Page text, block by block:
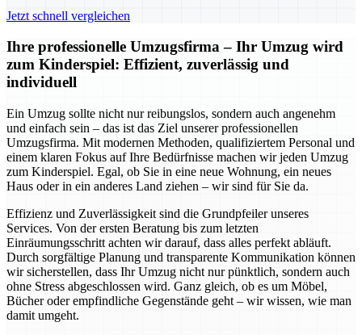
Jetzt schnell vergleichen
Ihre professionelle Umzugsfirma – Ihr Umzug wird
zum Kinderspiel: Effizient, zuverlässig und
individuell
Ein Umzug sollte nicht nur reibungslos, sondern auch angenehm
und einfach sein – das ist das Ziel unserer professionellen
Umzugsfirma. Mit modernen Methoden, qualifiziertem Personal und
einem klaren Fokus auf Ihre Bedürfnisse machen wir jeden Umzug
zum Kinderspiel. Egal, ob Sie in eine neue Wohnung, ein neues
Haus oder in ein anderes Land ziehen – wir sind für Sie da.
Effizienz und Zuverlässigkeit sind die Grundpfeiler unseres
Services. Von der ersten Beratung bis zum letzten
Einräumungsschritt achten wir darauf, dass alles perfekt abläuft.
Durch sorgfältige Planung und transparente Kommunikation können
wir sicherstellen, dass Ihr Umzug nicht nur pünktlich, sondern auch
ohne Stress abgeschlossen wird. Ganz gleich, ob es um Möbel,
Bücher oder empfindliche Gegenstände geht – wir wissen, wie man
damit umgeht.